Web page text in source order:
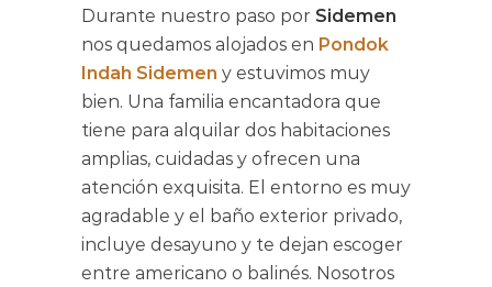
Durante nuestro paso por Sidemen
nos quedamos alojados en Pondok
Indah Sidemen y estuvimos muy
bien. Una familia encantadora que
tiene para alquilar dos habitaciones
amplias, cuidadas y ofrecen una
atención exquisita. El entorno es muy
agradable y el baño exterior privado,
incluye desayuno y te dejan escoger
entre americano o balinés. Nosotros